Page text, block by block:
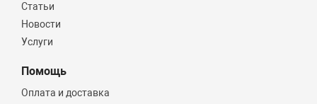
Статьи
Новости
Услуги
Помощь
Оплата и доставка